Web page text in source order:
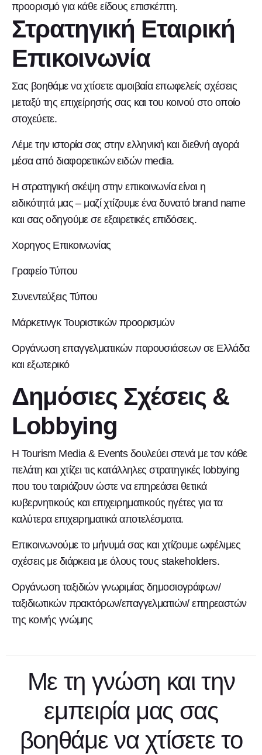
προορισμό για κάθε είδους επισκέπτη.
Στρατηγική Εταιρική
Επικοινωνία
Σας βοηθάμε να χτίσετε αμοιβαία επωφελείς σχέσεις
μεταξύ της επιχείρησής σας και του κοινού στο οποίο
στοχεύετε.
Λέμε την ιστορία σας στην ελληνική και διεθνή αγορά
μέσα από διαφορετικών ειδών media.
Η στρατηγική σκέψη στην επικοινωνία είναι η
ειδικότητά μας – μαζί χτίζουμε ένα δυνατό brand name
και σας οδηγούμε σε εξαιρετικές επιδόσεις.
Χορηγος Επικοινωνίας
Γραφείο Τύπου
Συνεντεύξεις Τύπου
Μάρκετινγκ Τουριστικών προορισμών
Οργάνωση επαγγελματικών παρουσιάσεων σε Ελλάδα
και εξωτερικό
Δημόσιες Σχέσεις &
Lobbying
Η Tourism Media & Events δουλεύει στενά με τον κάθε
πελάτη και χτίζει τις κατάλληλες στρατηγικές lobbying
που του ταιριάζουν ώστε να επηρεάσει θετικά
κυβερνητικούς και επιχειρηματικούς ηγέτες για τα
καλύτερα επιχειρηματικά αποτελέσματα.
Επικοινωνούμε το μήνυμά σας και χτίζουμε ωφέλιμες
σχέσεις με διάρκεια με όλους τους stakeholders.
Οργάνωση ταξιδιών γνωριμίας δημοσιογράφων/
ταξιδιωτικών πρακτόρων/επαγγελματιών/ επηρεαστών
της κοινής γνώμης
Με τη γνώση και την
εμπειρία μας σας
βοηθάμε να χτίσετε το